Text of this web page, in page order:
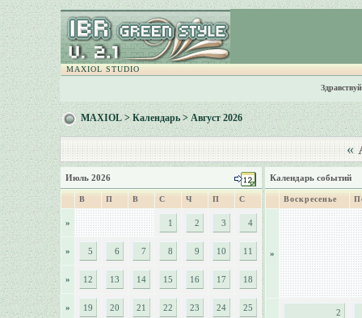
MAXIOL STUDIO
MAXIOL>Календарь> Август 2026
«
Июль 2026
В П В С Ч П С
» 1 2 3 4
» 5 6 7 8 9 10 11
» 12 13 14 15 16 17 18
» 19 20 21 22 23 24 25
Календарь событий
Воскресенье
»
2